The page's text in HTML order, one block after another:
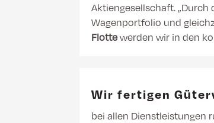
Aktiengesellschaft. „Durch
Wagenportfolio und
Flottewerden wir in den
Wir fertigen
bei allen Dienstleistungen